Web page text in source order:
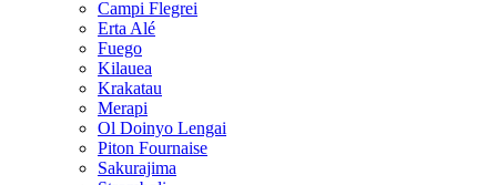
Campi Flegrei
Erta Alé
Fuego
Kilauea
Krakatau
Merapi
Ol Doinyo Lengai
Piton Fournaise
Sakurajima